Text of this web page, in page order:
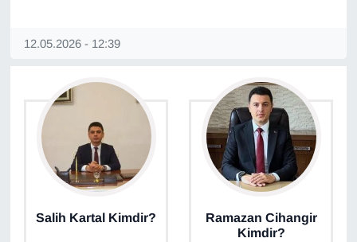
12.05.2026 - 12:39
Salih Kartal Kimdir?
Ramazan Cihangir
Kimdir?
SPOR
TEBRİK
TEKNOLOJİ